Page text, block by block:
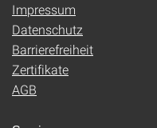
Impressum
Datenschutz
Barrierefreiheit
Zertifikate
AGB